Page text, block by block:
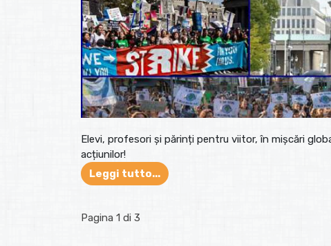
Elevi, profesori și părinți pentru viitor, în mișcări
acțiunilor!
Leggi tutto...
Pagina 1 di 3